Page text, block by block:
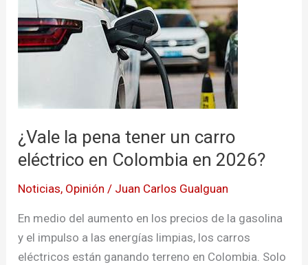
¿Vale la pena tener un carro
eléctrico en Colombia en 2026?
Noticias, Opinión / Juan Carlos Gualguan
En medio del aumento en los precios de la gasolina
y el impulso a las energías limpias, los carros
eléctricos están ganando terreno en Colombia. Solo
pena
tener
eléctrico
en
Colombia
en
2026?